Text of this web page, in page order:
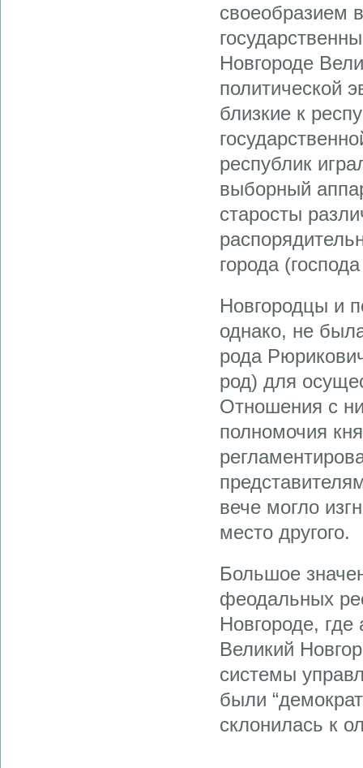
своеобразием
Новгороде
политической
близкие к
республик
выборный
старосты
города
Новгородцы и
однако, не
рода
род) для
Отношения с
полномочия
вече могло
место другого.
Большое
феодальных
Новгороде, где
Великий
системы
были
склонилась к